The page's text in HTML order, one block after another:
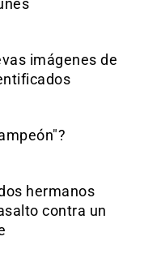
imágenes de
hermanos
contra un